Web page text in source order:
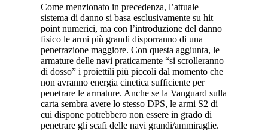
Come menzionato in precedenza, l’attuale
sistema di danno si basa esclusivamente su hit
point numerici, ma con l’introduzione del danno
fisico le armi più grandi disporranno di una
penetrazione maggiore. Con questa aggiunta, le
armature delle navi praticamente “si scrolleranno
di dosso” i proiettili più piccoli dal momento che
non avranno energia cinetica sufficiente per
penetrare le armature. Anche se la Vanguard sulla
carta sembra avere lo stesso DPS, le armi S2 di
cui dispone potrebbero non essere in grado di
penetrare gli scafi delle navi grandi/ammiraglie.